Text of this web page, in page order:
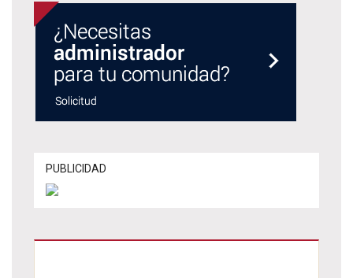
PUBLICIDAD